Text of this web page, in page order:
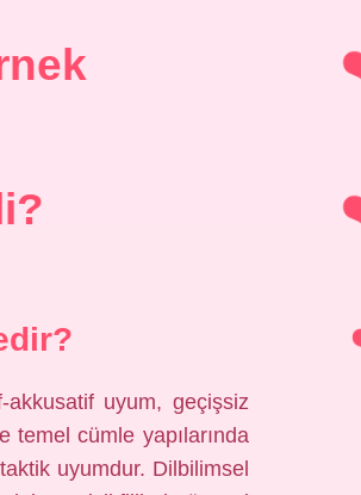
akkusatif uyum, geçişsiz
temel cümle yapılarında
uyumdur. Dilbilimsel